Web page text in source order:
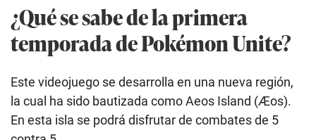
¿Qué se sabe de la primera
temporada de Pokémon Unite?
Este videojuego se desarrolla en una nueva región,
la cual ha sido bautizada como Aeos Island (Æos).
En esta isla se podrá disfrutar de combates de 5